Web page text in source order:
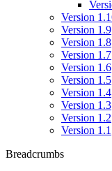
Version
Version 1.9
Version 1.8
Version 1.7
Version 1.6
Version 1.5
Version 1.4
Version 1.3
Version 1.2
Version 1.1
Breadcrumbs